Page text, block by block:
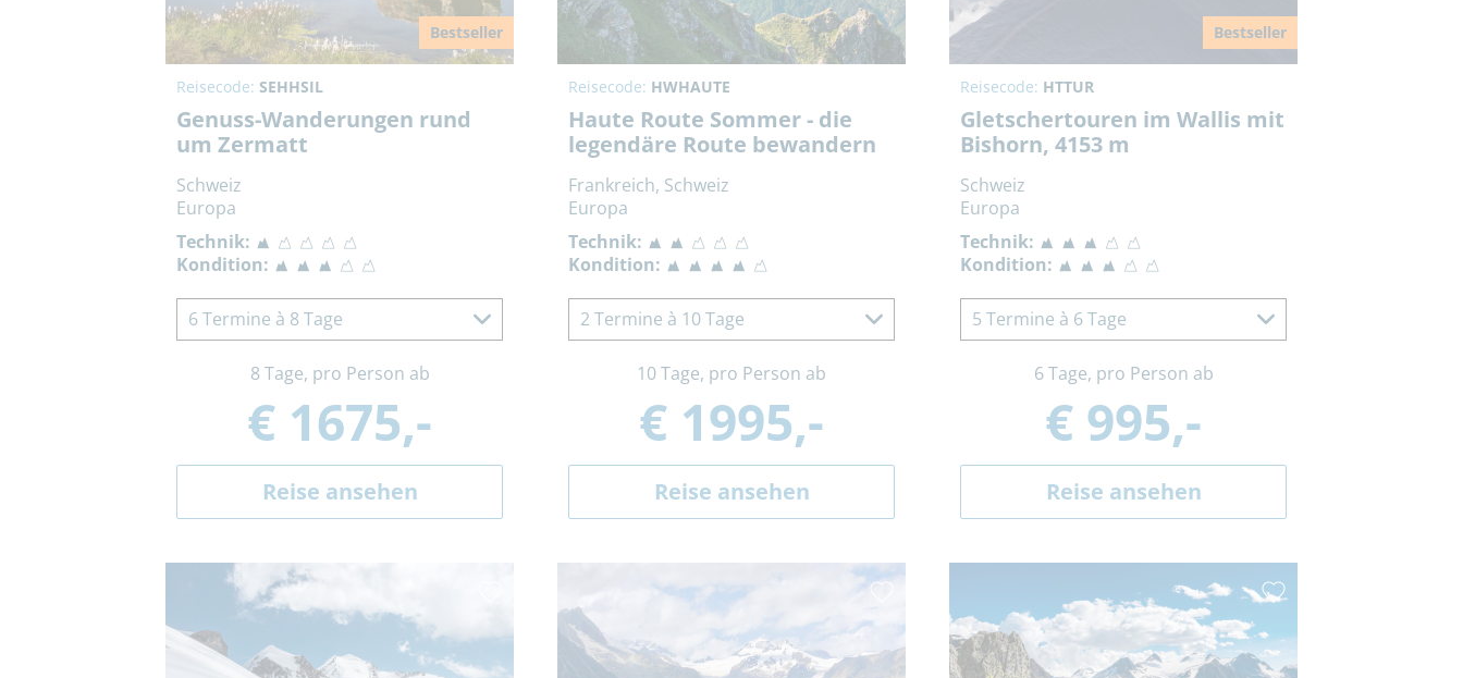
Bestseller
Reisecode: SEHHSIL
Genuss-Wanderungen rund
um Zermatt
Schweiz
Europa
Technik:
Kondition:
6 Termine à 8 Tage
8 Tage, pro Person ab
€ 1675,-
Reise ansehen
Reisecode: HWHAUTE
Haute Route Sommer - die
legendäre Route bewandern
Frankreich, Schweiz
Europa
Technik:
Kondition:
2 Termine à 10 Tage
10 Tage, pro Person ab
€ 1995,-
Reise ansehen
Bestseller
Reisecode: HTTUR
Gletschertouren im Wallis mit
Bishorn, 4153 m
Schweiz
Europa
Technik:
Kondition:
5 Termine à 6 Tage
6 Tage, pro Person ab
€ 995,-
Reise ansehen